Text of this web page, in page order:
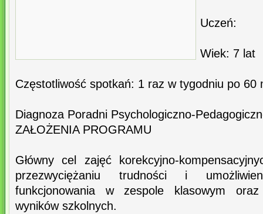
Uczeń:
Wiek: 7 lat
Częstotliwość spotkań: 1 raz w tygodniu po 60
Diagnoza Poradni Psychologiczno-
ZAŁOŻENIA PROGRAMU
Główny cel zajęć korekcyjno-
przezwyciężaniu trudności i
funkcjonowania w zespole klasowym oraz
wyników szkolnych.